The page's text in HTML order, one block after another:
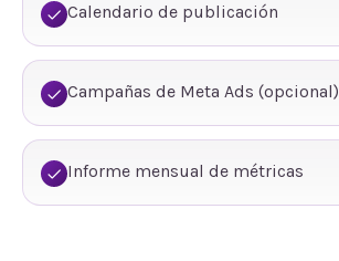
Calendario de publicación
Campañas de Meta Ads (opcional)
Informe mensual de métricas